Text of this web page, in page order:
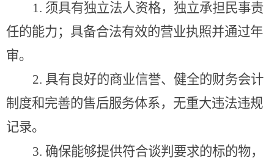
1. 须具有独立法人资格，独立承担民事责
任的能力；具备合法有效的营业执照并通过年
审。
2. 具有良好的商业信誉、健全的财务会计
制度和完善的售后服务体系，无重大违法违规
记录。
3. 确保能够提供符合谈判要求的标的物，